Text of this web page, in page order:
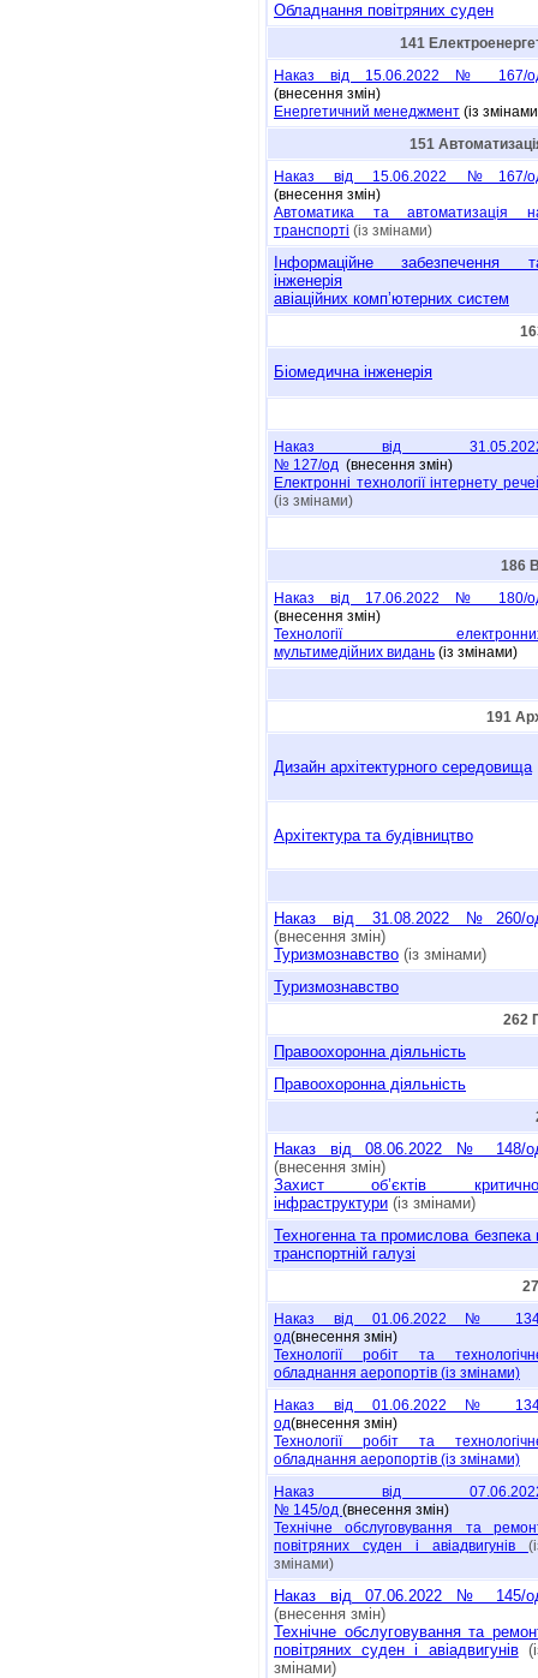
Обладнання повітряних суден
141
Наказ від 15.06.2022 № 167/
(внесення змін)
Енергетичний менеджмент (із
151
Наказ від 15.06.2022 №167/
(внесення змін)
Автоматика та автоматизація
транспорті (із змінами)
Інформаційне забезпечення
інженерія
авіаційних комп’ютерних систем
Біомедична інженерія
Наказ від
№ 127/oд (внесення змін)
Електронні технології інтернету
(із змінами)
186
Наказ від 17.06.2022 № 180/
(внесення змін)
Технології
мультимедійних видань (із змінами)
191
Дизайн архітектурного середовища
Архітектура та будівництво
Наказ від 31.08.2022 №260/
(внесення змін)
Туризмознавство (із змінами)
Туризмознавство
262
Правоохоронна діяльність
Правоохоронна діяльність
Наказ від 08.06.2022 № 148/
(внесення змін)
Захист об’єктів
інфраструктури (із змінами)
Техногенна та промислова безпека
транспортній галузі
Наказ від 01.06.2022 №
од(внесення змін)
Технології робіт та
обладнання аеропортів (із змінами)
Наказ від 01.06.2022 №
од(внесення змін)
Технології робіт та
обладнання аеропортів (із змінами)
Наказ від
№ 145/oд (внесення змін)
Технiчне обслyговyвання та
повiтряних суден і авіадвигунів
змінами)
Наказ від 07.06.2022 № 145/
(внесення змін)
Технiчне обслyговyвання та
повiтряних суден і авіадвигунів
змінами)